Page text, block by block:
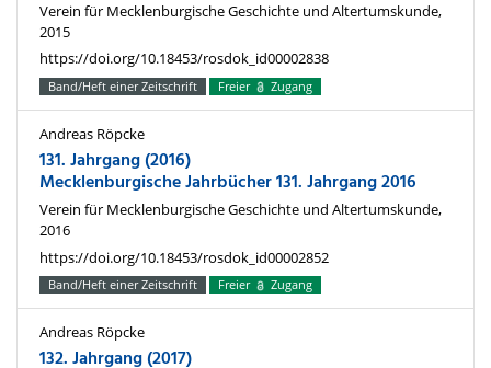
Verein für Mecklenburgische Geschichte und Altertumskunde,
2015
https://doi.org/10.18453/rosdok_id00002838
Band/Heft einer Zeitschrift Freier Zugang
Andreas Röpcke
131. Jahrgang (2016)
Mecklenburgische Jahrbücher 131. Jahrgang 2016
Verein für Mecklenburgische Geschichte und Altertumskunde,
2016
https://doi.org/10.18453/rosdok_id00002852
Band/Heft einer Zeitschrift Freier Zugang
Andreas Röpcke
132. Jahrgang (2017)